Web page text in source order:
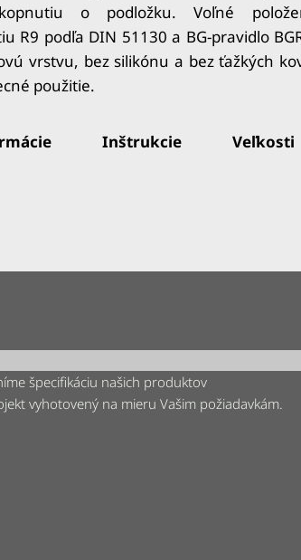
o podložku.Voľné
R9 podľa DIN 51130 a BG-pravidlo
vrstvu, bez silikónu a bez ťažkých
použitie.
Inštrukcie Veľkosti
špecifikáciu našich produktov
vyhotovený na mieru Vašim požiadavkám.